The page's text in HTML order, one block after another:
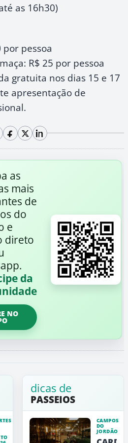
as 16h30)
por pessoa
R$ 25 por pessoa
gratuita nos dias 15 e 17
apresentação de
as
mais
de
do
e
direto
da
NO
dicas de
PASSEIOS
CAMPOS
DO
JORDÃO